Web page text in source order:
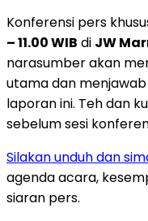
Konferensi pers
– 11.00 WIB di JW
narasumber akan
utama dan
laporan ini. Teh dan
sebelum sesi
Silakan unduh dan
agenda acara,
siaran pers.